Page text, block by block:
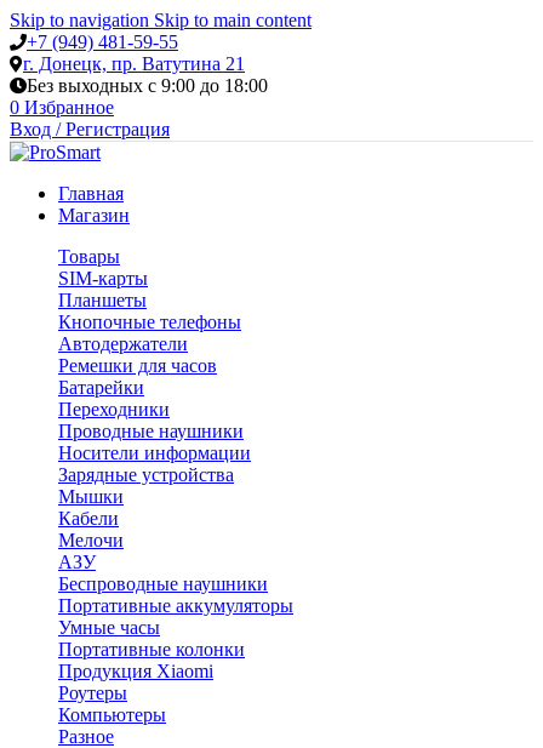
Skip to navigation Skip to main content
+7 (949) 481-59-55
г. Донецк, пр. Ватутина 21
Без выходных с 9:00 до 18:00
0 Избранное
Вход / Регистрация
Главная
Магазин
Товары
SIM-карты
Планшеты
Кнопочные телефоны
Автодержатели
Ремешки для часов
Батарейки
Переходники
Проводные наушники
Носители информации
Зарядные устройства
Мышки
Кабели
Мелочи
АЗУ
Беспроводные наушники
Портативные аккумуляторы
Умные часы
Портативные колонки
Продукция Xiaomi
Роутеры
Компьютеры
Разное